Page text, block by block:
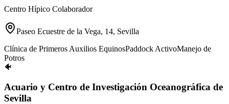
Centro Hípico Colaborador
Paseo Ecuestre de la Vega, 14, Sevilla
Clínica de Primeros Auxilios EquinosPaddock ActivoManejo de
Potros
🐠
Acuario y Centro de Investigación Oceanográfica de
Sevilla